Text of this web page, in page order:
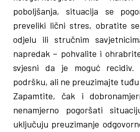
poboljšanja, situacija se
preveliki lični stres, obratite
odjelu ili stručnim
napredak – pohvalite i
svjesni da je moguć recidiv.
podršku, ali ne preuzimajte
Zapamtite, čak i
nenamjerno pogoršati
uključuju preuzimanje